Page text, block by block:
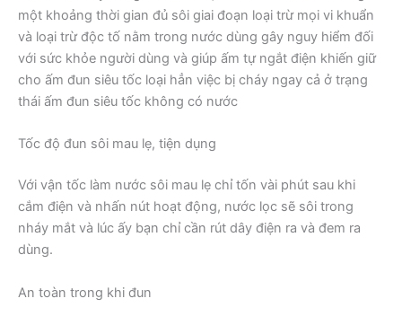
một khoảng thời gian đủ sôi giai đoạn loại trừ mọi vi khuẩn
và loại trừ độc tố nằm trong nước dùng gây nguy hiểm đối
với sức khỏe người dùng và giúp ấm tự ngắt điện khiến giữ
cho ấm đun siêu tốc loại hẳn việc bị cháy ngay cả ở trạng
thái ấm đun siêu tốc không có nước
Tốc độ đun sôi mau lẹ, tiện dụng
Với vận tốc làm nước sôi mau lẹ chỉ tốn vài phút sau khi
cắm điện và nhấn nút hoạt động, nước lọc sẽ sôi trong
nháy mắt và lúc ấy bạn chỉ cần rút dây điện ra và đem ra
dùng.
An toàn trong khi đun